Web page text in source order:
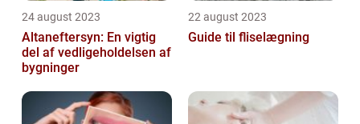
24 august 2023
Altaneftersyn: En vigtig
del af vedligeholdelsen af
bygninger
22 august 2023
Guide til fliselægning